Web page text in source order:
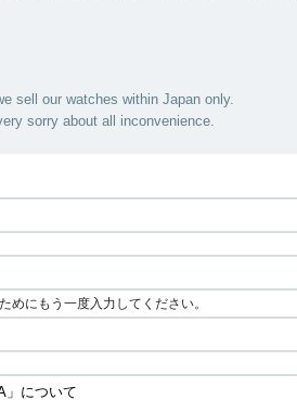
sell our watches within Japan only.
sorry about all inconvenience.
めにもう一度入力してください。